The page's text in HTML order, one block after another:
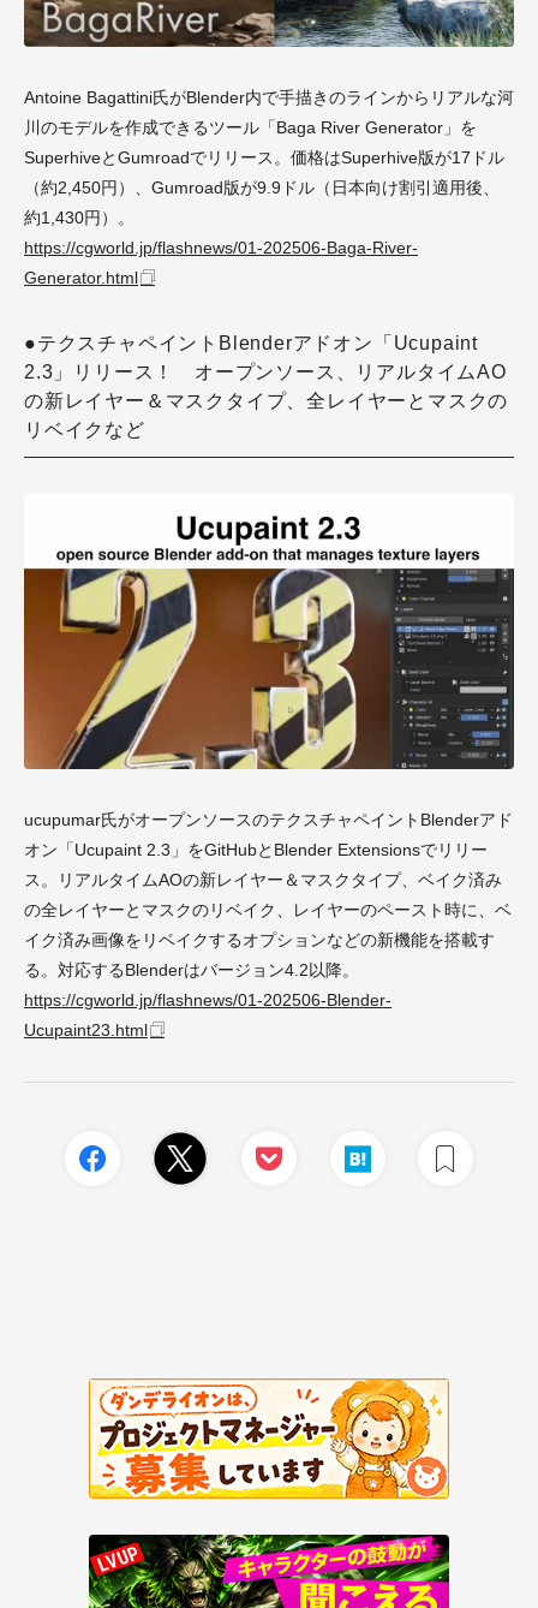
Antoine Bagattini氏がBlender内で手描きのラインからリアルな河
川のモデルを作成できるツール「Baga River Generator」を
SuperhiveとGumroadでリリース。価格はSuperhive版が17ドル
（約2,450円）、Gumroad版が9.9ドル（日本向け割引適用後、
約1,430円）。
https://cgworld.jp/flashnews/01-202506-Baga-River-
Generator.html
●テクスチャペイントBlenderアドオン「Ucupaint
2.3」リリース！ オープンソース、リアルタイムAO
の新レイヤー＆マスクタイプ、全レイヤーとマスクの
リベイクなど
ucupumar氏がオープンソースのテクスチャペイントBlenderアド
オン「Ucupaint 2.3」をGitHubとBlender Extensionsでリリー
ス。リアルタイムAOの新レイヤー＆マスクタイプ、ベイク済み
の全レイヤーとマスクのリベイク、レイヤーのペースト時に、ベ
イク済み画像をリベイクするオプションなどの新機能を搭載す
る。対応するBlenderはバージョン4.2以降。
https://cgworld.jp/flashnews/01-202506-Blender-
Ucupaint23.html